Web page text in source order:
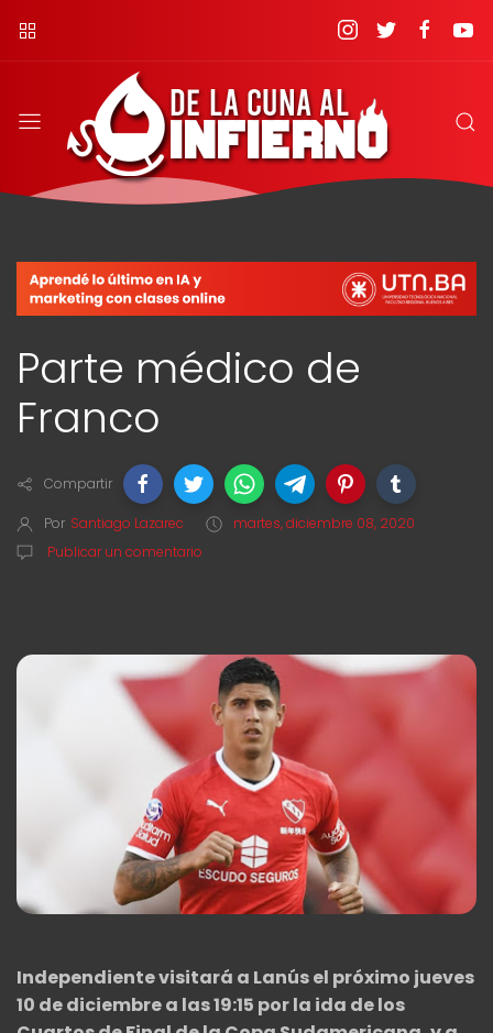
Parte médico de
Franco
Compartir
Por Santiago Lazarec
martes, diciembre 08, 2020
Publicar un comentario
Independiente visitará a Lanús el próximo jueves
10 de diciembre a las 19:15 por la ida de los